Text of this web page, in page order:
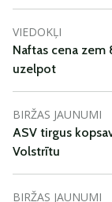
VIEDOKĻI
Naftas cena
uzelpot
BIRŽAS JAUNUMI
ASV tirgus
Volstrītu
BIRŽAS JAUNUMI